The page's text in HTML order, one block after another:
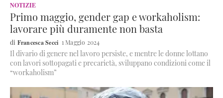
NOTIZIE
Primo maggio, gender gap e workaholism:
lavorare più duramente non basta
Francesca Secci 1 Maggio 2024
Il divario di genere nel lavoro persiste, e mentre le donne lottano
con lavori sottopagati e precarietà, sviluppano condizioni come il
“workaholism”